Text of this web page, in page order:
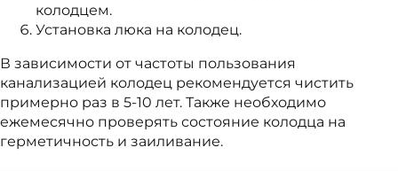
колодцем.
Установка люка на колодец.
В зависимости от частоты пользования
канализацией колодец рекомендуется чистить
примерно раз в 5-10 лет. Также необходимо
ежемесячно проверять состояние колодца на
герметичность и заиливание.